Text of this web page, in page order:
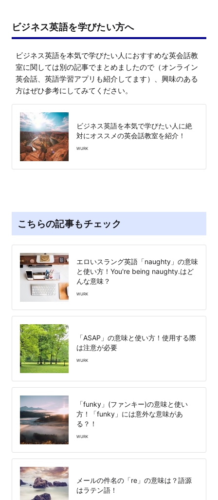
ビジネス英語を学びたい方へ
ビジネス英語を本気で学びたい人におすすめな英会話教
室に関しては別の記事でまとめましたので（オンライン
英会話、英語学習アプリも紹介してます）、興味のある
方はぜひ参考にしてみてください。
ビジネス英語を本気で学びたい人に絶
対にオススメの英会話教室を紹介！
WURK
こちらの記事もチェック
エロいスラング英語「naughty」の意味
と使い方！You're being naughty.はど
んな意味？
WURK
「ASAP」の意味と使い方！使用する際
は注意が必要
WURK
「funky」(ファンキー)の意味と使い
方！「funky」には意外な意味があ
る？！
WURK
メールの件名の「re」の意味は？語源
はラテン語！